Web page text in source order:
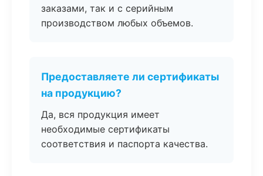
заказами, так и с серийным
производством любых объемов.
Предоставляете ли сертификаты
на продукцию?
Да, вся продукция имеет
необходимые сертификаты
соответствия и паспорта качества.